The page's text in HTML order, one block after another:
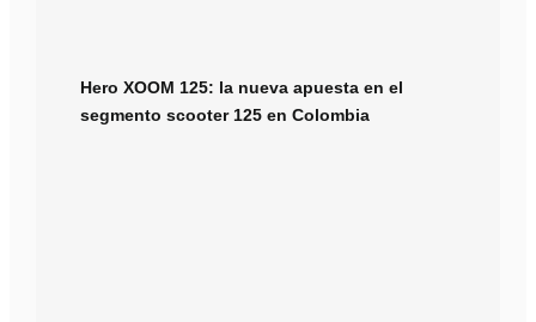
Hero XOOM 125: la nueva apuesta en el
segmento scooter 125 en Colombia